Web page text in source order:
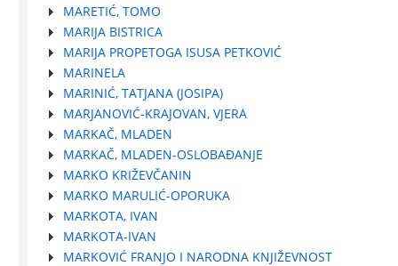
MARETIĆ, TOMO
MARIJA BISTRICA
MARIJA PROPETOGA ISUSA PETKOVIĆ
MARINELA
MARINIĆ, TATJANA (JOSIPA)
MARJANOVIĆ-KRAJOVAN, VJERA
MARKAČ, MLADEN
MARKAČ, MLADEN-OSLOBAĐANJE
MARKO KRIŽEVČANIN
MARKO MARULIĆ-OPORUKA
MARKOTA, IVAN
MARKOTA-IVAN
MARKOVIĆ FRANJO I NARODNA KNJIŽEVNOST